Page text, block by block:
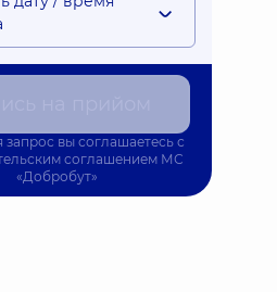
запрос вы соглашаетесь с
соглашением МС
«Добробут»